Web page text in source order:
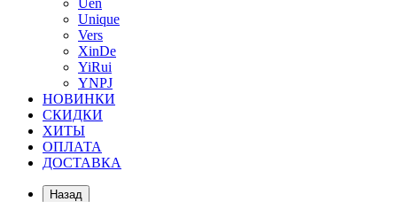
Uen
Unique
Vers
XinDe
YiRui
YNPJ
НОВИНКИ
СКИДКИ
ХИТЫ
ОПЛАТА
ДОСТАВКА
Назад